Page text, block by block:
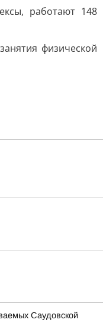
работают 148
физической
Саудовской